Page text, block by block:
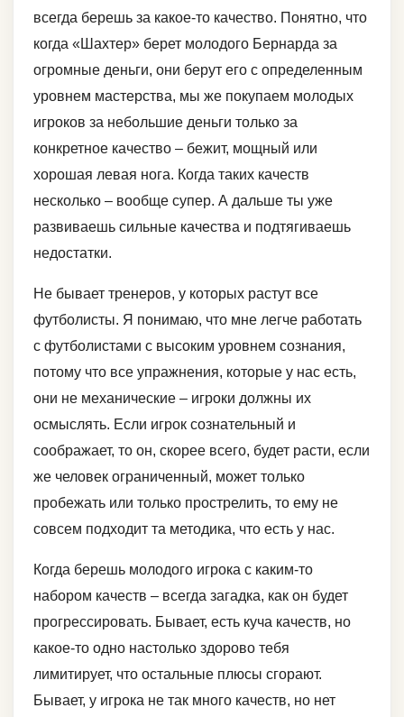
всегда берешь за какое-то качество. Понятно, что
когда «Шахтер» берет молодого Бернарда за
огромные деньги, они берут его с определенным
уровнем мастерства, мы же покупаем молодых
игроков за небольшие деньги только за
конкретное качество – бежит, мощный или
хорошая левая нога. Когда таких качеств
несколько – вообще супер. А дальше ты уже
развиваешь сильные качества и подтягиваешь
недостатки.
Не бывает тренеров, у которых растут все
футболисты. Я понимаю, что мне легче работать
с футболистами с высоким уровнем сознания,
потому что все упражнения, которые у нас есть,
они не механические – игроки должны их
осмыслять. Если игрок сознательный и
соображает, то он, скорее всего, будет расти, если
же человек ограниченный, может только
пробежать или только прострелить, то ему не
совсем подходит та методика, что есть у нас.
Когда берешь молодого игрока с каким-то
набором качеств – всегда загадка, как он будет
прогрессировать. Бывает, есть куча качеств, но
какое-то одно настолько здорово тебя
лимитирует, что остальные плюсы сгорают.
Бывает, у игрока не так много качеств, но нет